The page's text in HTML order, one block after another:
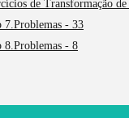
de Transformação
7.Problemas - 33
8.Problemas - 8